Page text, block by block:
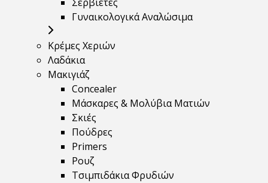
Σερβιέτες
Γυναικολογικά Αναλώσιμα
Κρέμες Χεριών
Λαδάκια
Μακιγιάζ
Concealer
Μάσκαρες & Μολύβια Ματιών
Σκιές
Πούδρες
Primers
Ρουζ
Τσιμπιδάκια Φρυδιών